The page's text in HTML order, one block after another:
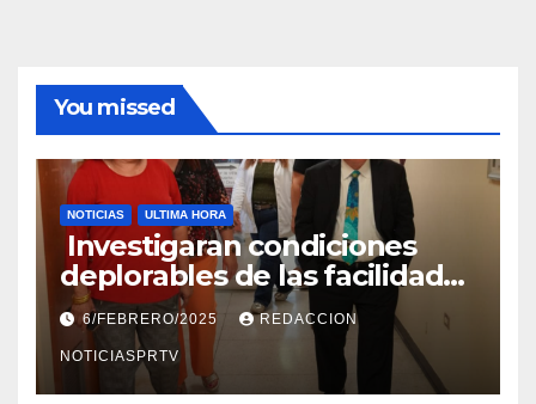
You missed
NOTICIAS ULTIMA HORA
Investigaran condiciones
deplorables de las facilidades
el Departamento de la Salud
en Mayagüez
6/FEBRERO/2025 REDACCION
NOTICIASPRTV